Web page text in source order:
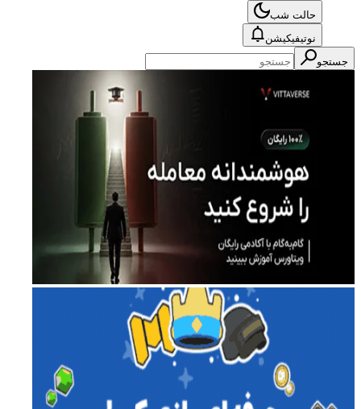
حالت شب
نوتیفیکیشن
جستجو